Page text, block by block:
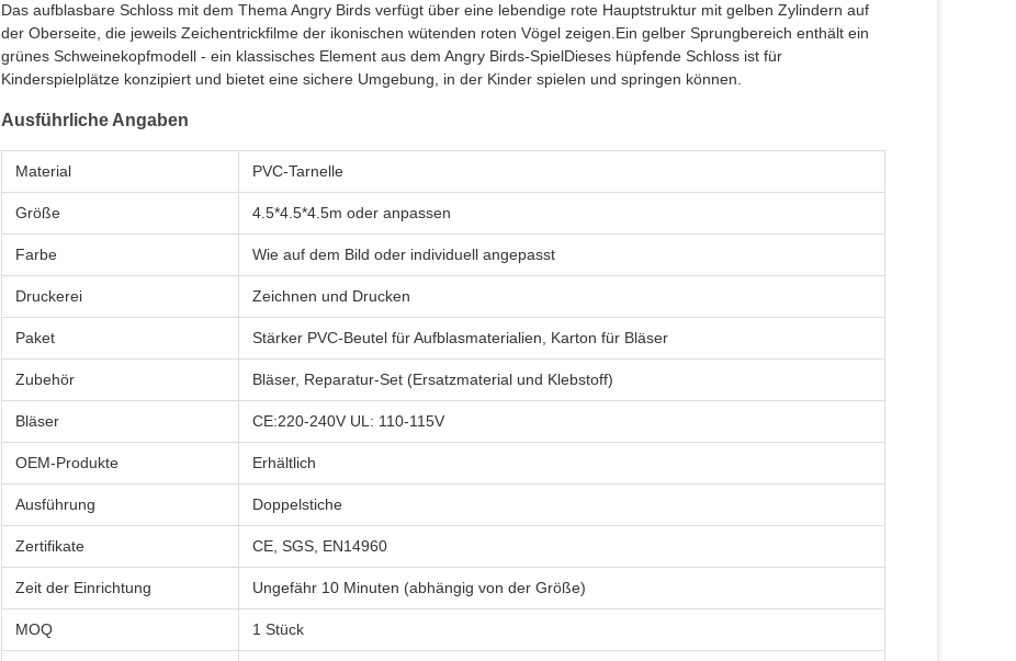
Das aufblasbare Schloss mit dem Thema Angry Birds verfügt über eine lebendige rote Hauptstruktur mit gelben Zylindern auf
der Oberseite, die jeweils Zeichentrickfilme der ikonischen wütenden roten Vögel zeigen.Ein gelber Sprungbereich enthält ein
grünes Schweinekopfmodell - ein klassisches Element aus dem Angry Birds-SpielDieses hüpfende Schloss ist für
Kinderspielplätze konzipiert und bietet eine sichere Umgebung, in der Kinder spielen und springen können.
Ausführliche Angaben
Material PVC-Tarnelle
Größe 4.5*4.5*4.5m oder anpassen
Farbe Wie auf dem Bild oder individuell angepasst
Druckerei Zeichnen und Drucken
Paket Stärker PVC-Beutel für Aufblasmaterialien, Karton für Bläser
Zubehör Bläser, Reparatur-Set (Ersatzmaterial und Klebstoff)
Bläser CE:220-240V UL: 110-115V
OEM-Produkte Erhältlich
Ausführung Doppelstiche
Zertifikate CE, SGS, EN14960
Zeit der Einrichtung Ungefähr 10 Minuten (abhängig von der Größe)
MOQ 1 Stück